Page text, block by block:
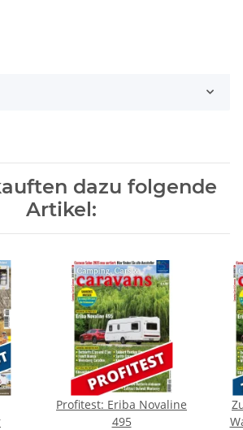
dazu folgende
Artikel:
Profitest: Eriba Novaline
495